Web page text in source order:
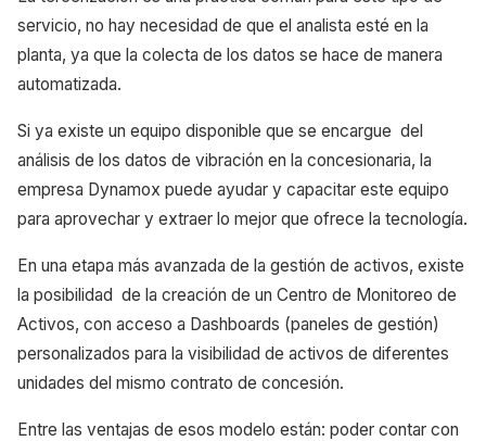
servicio, no hay necesidad de que el analista esté en la
planta, ya que la colecta de los datos se hace de manera
automatizada.
Si ya existe un equipo disponible que se encargue del
análisis de los datos de vibración en la concesionaria, la
empresa Dynamox puede ayudar y capacitar este equipo
para aprovechar y extraer lo mejor que ofrece la tecnología.
En una etapa más avanzada de la gestión de activos, existe
la posibilidad de la creación de un Centro de Monitoreo de
Activos, con acceso a Dashboards (paneles de gestión)
personalizados para la visibilidad de activos de diferentes
unidades del mismo contrato de concesión.
Entre las ventajas de esos modelo están: poder contar con